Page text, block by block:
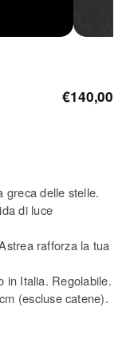
€140,00
greca delle stelle.
di luce
rafforza la tua
in Italia. Regolabile.
(escluse catene).